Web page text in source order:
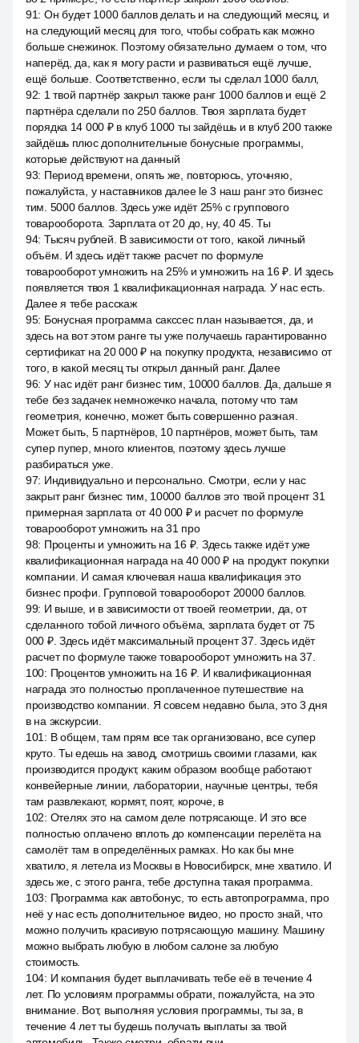
91: Он будет 1000 баллов делать и на следующий месяц, и
на следующий месяц для того, чтобы собрать как можно
больше снежинок. Поэтому обязательно думаем о том, что
наперёд, да, как я могу расти и развиваться ещё лучше,
ещё больше. Соответственно, если ты сделал 1000 балл,
92: 1 твой партнёр закрыл также ранг 1000 баллов и ещё 2
партнёра сделали по 250 баллов. Твоя зарплата будет
порядка 14 000 ₽ в клуб 1000 ты зайдёшь и в клуб 200 также
зайдёшь плюс дополнительные бонусные программы,
которые действуют на данный
93: Период времени, опять же, повторюсь, уточняю,
пожалуйста, у наставников далее le 3 наш ранг это бизнес
тим. 5000 баллов. Здесь уже идёт 25% с группового
товарооборота. Зарплата от 20 до, ну, 40 45. Ты
94: Тысяч рублей. В зависимости от того, какой личный
объём. И здесь идёт также расчет по формуле
товарооборот умножить на 25% и умножить на 16 ₽. И здесь
появляется твоя 1 квалификационная награда. У нас есть.
Далее я тебе расскаж
95: Бонусная программа сакссес план называется, да, и
здесь на вот этом ранге ты уже получаешь гарантированно
сертификат на 20 000 ₽ на покупку продукта, независимо от
того, в какой месяц ты открыл данный ранг. Далее
96: У нас идёт ранг бизнес тим, 10000 баллов. Да, дальше я
тебе без задачек немножечко начала, потому что там
геометрия, конечно, может быть совершенно разная.
Может быть, 5 партнёров, 10 партнёров, может быть, там
супер пупер, много клиентов, поэтому здесь лучше
разбираться уже.
97: Индивидуально и персонально. Смотри, если у нас
закрыт ранг бизнес тим, 10000 баллов это твой процент 31
примерная зарплата от 40 000 ₽ и расчет по формуле
товарооборот умножить на 31 про
98: Проценты и умножить на 16 ₽. Здесь также идёт уже
квалификационная награда на 40 000 ₽ на продукт покупки
компании. И самая ключевая наша квалификация это
бизнес профи. Групповой товарооборот 20000 баллов.
99: И выше, и в зависимости от твоей геометрии, да, от
сделанного тобой личного объёма, зарплата будет от 75
000 ₽. Здесь идёт максимальный процент 37. Здесь идёт
расчет по формуле также товарооборот умножить на 37.
100: Процентов умножить на 16 ₽. И квалификационная
награда это полностью проплаченное путешествие на
производство компании. Я совсем недавно была, это 3 дня
в на экскурсии.
101 : В общем, там прям все так организовано, все супер
круто. Ты едешь на завод, смотришь своими глазами, как
производится продукт, каким образом вообще работают
конвейерные линии, лаборатории, научные центры, тебя
там развлекают, кормят, поят, короче, в
102: Отелях это на самом деле потрясающе. И это все
полностью оплачено вплоть до компенсации перелёта на
самолёт там в определённых рамках. Но как бы мне
хватило, я летела из Москвы в Новосибирск, мне хватило. И
здесь же, с этого ранга, тебе доступна такая программа.
103: Программа как автобонус, то есть автопрограмма, про
неё у нас есть дополнительное видео, но просто знай, что
можно получить красивую потрясающую машину. Машину
можно выбрать любую в любом салоне за любую
стоимость.
104: И компания будет выплачивать тебе её в течение 4
лет. По условиям программы обрати, пожалуйста, на это
внимание. Вот, выполняя условия программы, ты за, в
течение 4 лет ты будешь получать выплаты за твой